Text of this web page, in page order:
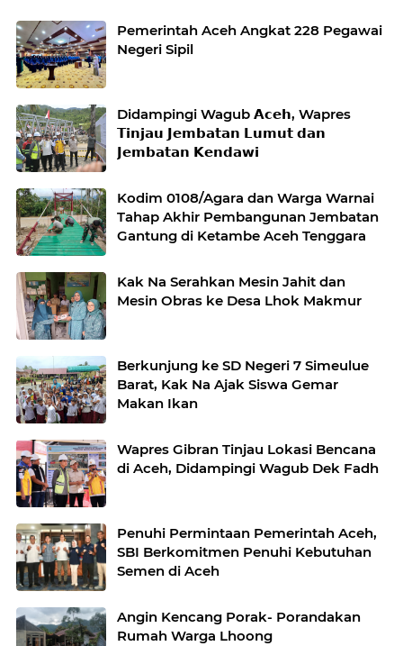
Pemerintah Aceh Angkat 228 Pegawai
Negeri Sipil
Didampingi Wagub 𝗔𝗰𝗲𝗵, Wapres
𝗧𝗶𝗻𝗷𝗮𝘂 𝗝𝗲𝗺𝗯𝗮𝘁𝗮𝗻 𝗟𝘂𝗺𝘂𝘁 𝗱𝗮𝗻
𝗝𝗲𝗺𝗯𝗮𝘁𝗮𝗻 𝗞𝗲𝗻𝗱𝗮𝘄𝗶
Kodim 0108/Agara dan Warga Warnai
Tahap Akhir Pembangunan Jembatan
Gantung di Ketambe Aceh Tenggara
Kak Na Serahkan Mesin Jahit dan
Mesin Obras ke Desa Lhok Makmur
Berkunjung ke SD Negeri 7 Simeulue
Barat, Kak Na Ajak Siswa Gemar
Makan Ikan
Wapres Gibran Tinjau Lokasi Bencana
di Aceh, Didampingi Wagub Dek Fadh
Penuhi Permintaan Pemerintah Aceh,
SBI Berkomitmen Penuhi Kebutuhan
Semen di Aceh
Angin Kencang Porak- Porandakan
Rumah Warga Lhoong